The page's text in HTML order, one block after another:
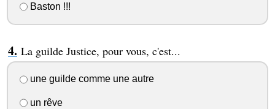
Baston !!!
La guilde Justice, pour vous, c'est...
une guilde comme une autre
un rêve